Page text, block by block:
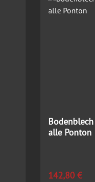
alle Ponton
Regulärer
142,80 €